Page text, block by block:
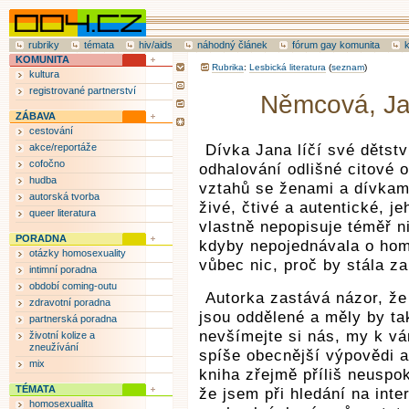
rubriky témata hiv/aids náhodný článek fórum gay komunita
Rubrika: Lesbická literatura (seznam)
Němcová,
Dívka Jana líčí své
odhalování odlišné citové
vztahů se ženami a
živé, čtivé a autentické,
vlastně nepopisuje téměř
kdyby nepojednávala o
vůbec nic, proč by stála
Autorka zastává názor,
jsou oddělené a měly by
nevšímejte si nás, my k
spíše obecnější výpovědi
kniha zřejmě příliš
že jsem při hledání na
KOMUNITA
kultura
registrované partnerství
ZÁBAVA
cestování
akce/reportáže
cofočno
hudba
autorská tvorba
queer literatura
PORADNA
otázky homosexuality
intimní poradna
období coming-outu
zdravotní poradna
partnerská poradna
životní kolize a
zneužívání
mix
TÉMATA
homosexualita